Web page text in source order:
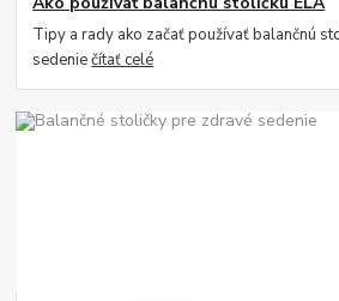
Tipy a rady ako začať používať balančnú
sedeniečítať celé